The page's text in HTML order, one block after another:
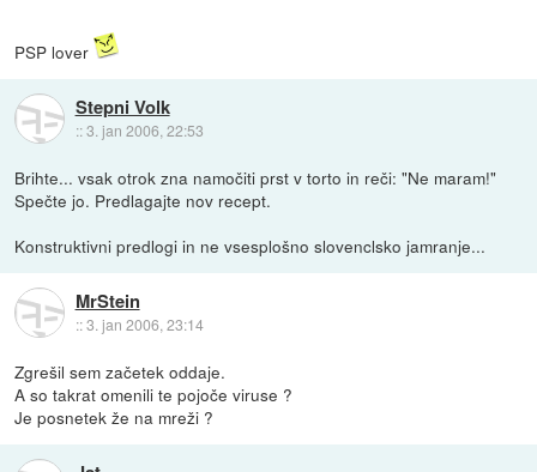
PSP lover
Stepni Volk
::3. jan 2006, 22:53
Brihte... vsak otrok zna namočiti prst v torto in reči: "Ne maram!"
Spečte jo. Predlagajte nov recept.
Konstruktivni predlogi in ne vsesplošno slovenclsko jamranje...
MrStein
::3. jan 2006, 23:14
Zgrešil sem začetek oddaje.
A so takrat omenili te pojoče viruse ?
Je posnetek že na mreži ?